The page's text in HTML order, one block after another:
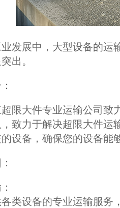
发展中，大型设备的运
出。
限大件专业运输公司致
致力于解决超限大件运
设备，确保您的设备能
类设备的专业运输服务